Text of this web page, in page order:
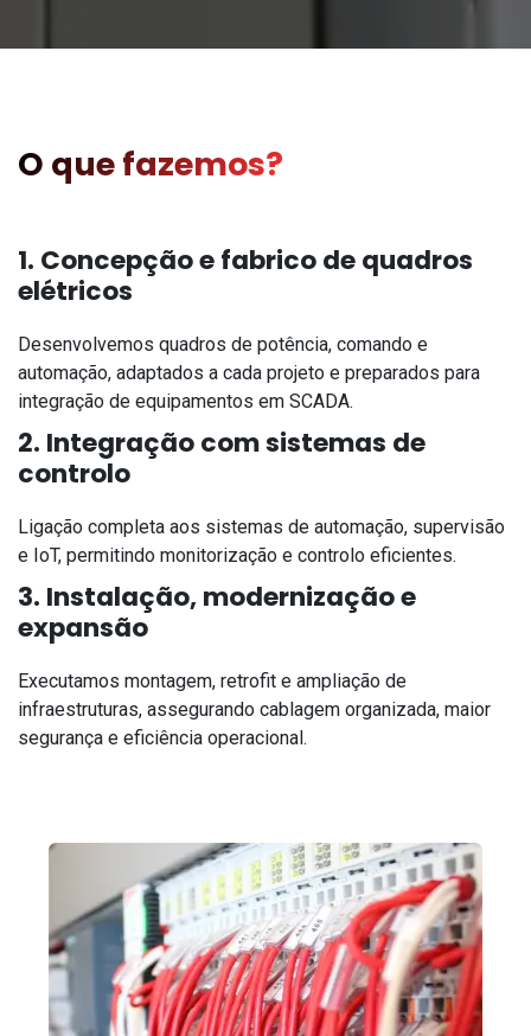
O que fazemos?
1. Concepção e fabrico de quadros
elétricos
Desenvolvemos quadros de potência, comando e
automação, adaptados a cada projeto e preparados para
integração de equipamentos em SCADA.
2. Integração com sistemas de
controlo
Ligação completa aos sistemas de automação, supervisão
e IoT, permitindo monitorização e controlo eficientes.
3. Instalação, modernização e
expansão
Executamos montagem, retrofit e ampliação de
infraestruturas, assegurando cablagem organizada, maior
segurança e eficiência operacional.